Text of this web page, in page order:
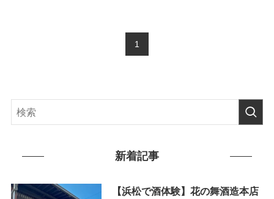
1
新着記事
【浜松で酒体験】花の舞酒造本店